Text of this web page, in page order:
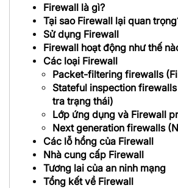
Firewall là gì?
Tại sao Firewall lại quan
Sử dụng Firewall
Firewall hoạt động như thế
Các loại Firewall
Packet-filtering firewalls
Stateful inspection
tra trạng thái)
Lớp ứng dụng và Firewall
Next generation firewalls
Các lỗ hổng của Firewall
Nhà cung cấp Firewall
Tương lai của an ninh mạng
Tổng kết về Firewall